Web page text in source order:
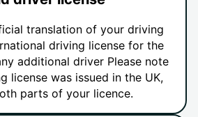
translation of your driving
driving license for the
additional driver Please note
license was issued in the UK,
parts of your licence.